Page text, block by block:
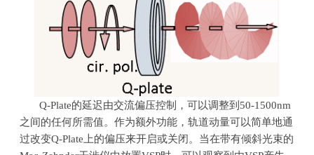
Q-Plate的延迟由交流偏压控制，可以调整到 50-1500nm
之间的任何所需值。作为额外功能，轨道动量可以简单地通
过改变Q-Plate 上的偏压来开启或关闭。当在带有倾斜光束的